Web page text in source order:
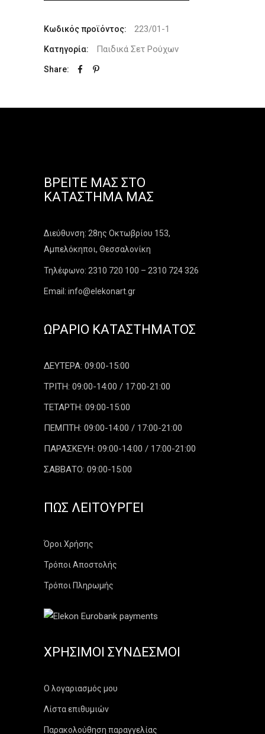
Κωδικός προϊόντος: 223/01-1
Κατηγορία: Παιδικά Σετ Ρούχων
Share:
ΒΡΕΊΤΕ ΜΑΣ ΣΤΟ
ΚΑΤΆΣΤΗΜΑ ΜΑΣ
Διεύθυνση: 28ης Οκτωβρίου 153,
Αμπελόκηποι, Θεσσαλονίκη
Τηλέφωνο: 2310 720 100 – 2310 724 326
Email: info@elekonart.gr
ΩΡΆΡΙΟ ΚΑΤΑΣΤΉΜΑΤΟΣ
ΔΕΥΤΕΡΑ: 09:00-15:00
ΤΡΙΤΗ: 09:00-14:00 / 17:00-21:00
ΤΕΤΑΡΤΗ: 09:00-15:00
ΠΕΜΠΤΗ: 09:00-14:00 / 17:00-21:00
ΠΑΡΑΣΚΕΥΗ: 09:00-14:00 / 17:00-21:00
ΣΑΒΒΑΤΟ: 09:00-15:00
ΠΏΣ ΛΕΙΤΟΥΡΓΕΊ
Όροι Χρήσης
Τρόποι Αποστολής
Τρόποι Πληρωμής
ΧΡΉΣΙΜΟΙ ΣΎΝΔΕΣΜΟΙ
Ο λογαριασμός μου
Λίστα επιθυμιών
Παρακολούθηση παραγγελίας